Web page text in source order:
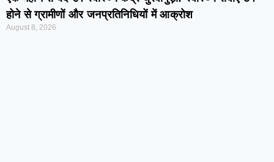
होने से ग्रामीणों और जनप्रतिनिधियों में आक्रोश
August 8, 2026